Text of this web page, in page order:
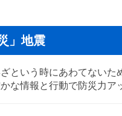
」地震
という時にあわてないた
な情報と行動で防災力ア